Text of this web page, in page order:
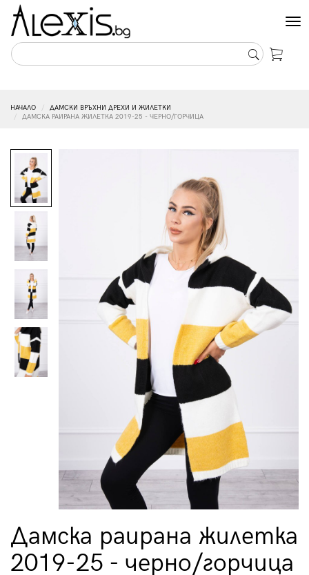
НАЧАЛО
ДАМСКИ ВРЪХНИ ДРЕХИ И ЖИЛЕТКИ
ДАМСКА РАИРАНА ЖИЛЕТКА 2019-25 - ЧЕРНО/ГОРЧИЦА
Дамска раирана жилетка
2019-25 - черно/горчица